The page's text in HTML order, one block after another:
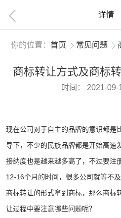
详情
你的位置：首页 常见问题
商标转让方式及商标
时间： 2021-09-
现在公司对于自主的品牌的意识都是
导下，不少的民族品牌都是开始高速
接纳度也是越来越多高了，不过要注
12-16个月的时间，很多公司就等不
商标转让的形式拿到商标，那么商标
让过程中要注意哪些问题呢？